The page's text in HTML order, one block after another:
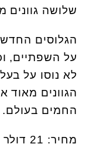
שלושה גוונים
הגלוסים
על השפתיים,
לא נוסו על
הגוונים מאוד
החמים בעולם.